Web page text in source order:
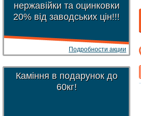
нержавійки та оцинковки
20% від заводських цін!!!
Подробности акции
Каміння в подарунок до
60кг!